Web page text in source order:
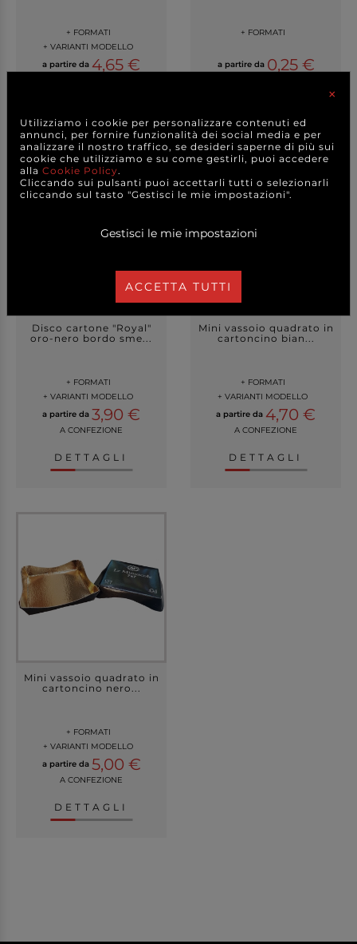
+ FORMATI
+ VARIANTI MODELLO
a partire da 4,65 €
+ FORMATI
a partire da 0,25 €
Disco cartone "Royal"
oro-nero bordo sme...
+ FORMATI
+ VARIANTI MODELLO
a partire da 3,90 €
A CONFEZIONE
DETTAGLI
Mini vassoio quadrato in
cartoncino bian...
+ FORMATI
+ VARIANTI MODELLO
a partire da 4,70 €
A CONFEZIONE
DETTAGLI
Mini vassoio quadrato in
cartoncino nero...
+ FORMATI
+ VARIANTI MODELLO
a partire da 5,00 €
A CONFEZIONE
DETTAGLI
×
Utilizziamo i cookie per personalizzare contenuti ed
annunci, per fornire funzionalità dei social media e per
analizzare il nostro traffico, se desideri saperne di più sui
cookie che utilizziamo e su come gestirli, puoi accedere
alla Cookie Policy.
Cliccando sui pulsanti puoi accettarli tutti o selezionarli
cliccando sul tasto "Gestisci le mie impostazioni".
Gestisci le mie impostazioni
ACCETTA TUTTI